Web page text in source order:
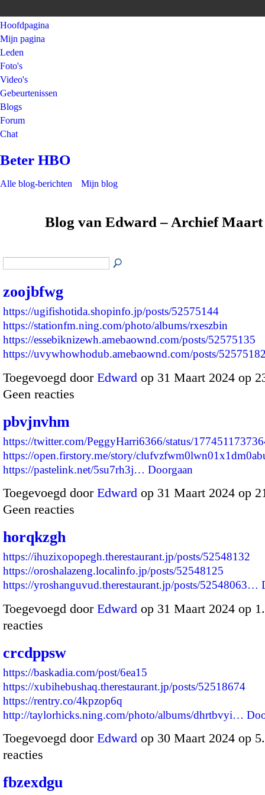
Hoofdpagina
Mijn pagina
Leden
Foto's
Video's
Gebeurtenissen
Blogs
Forum
Chat
Beter HBO
Alle blog-berichten Mijn blog
Blog van Edward – Archief
zoojbfwg
https://ugifishotida.shopinfo.jp/posts/52575144
https://stationfm.ning.com/photo/albums/rxeszbin
https://essebiknizewh.amebaownd.com/posts/52575135
https://uvywhowhodub.amebaownd.com/posts/
Toegevoegd door Edward op 31 Maart 2024 op
Geen reacties
pbvjnvhm
https://twitter.com/PeggyHarri6366/status/
https://open.firstory.me/story/
https://pastelink.net/5su7rh3j… Doorgaan
Toegevoegd door Edward op 31 Maart 2024 op
Geen reacties
horqkzgh
https://ihuzixopopegh.therestaurant.jp/posts/52548132
https://oroshalazeng.localinfo.jp/posts/52548125
https://yroshanguvud.therestaurant.jp/posts/52548063…
Toegevoegd door Edward op 31 Maart 2024 op
reacties
crcdppsw
https://baskadia.com/post/6ea15
https://xubihebushaq.therestaurant.jp/posts/52518674
https://rentry.co/4kpzop6q
http://taylorhicks.ning.com/photo/albums/dhrtbvyi…
Toegevoegd door Edward op 30 Maart 2024 op
reacties
fbzexdgu